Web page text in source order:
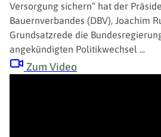
Versorgung sichern“ hat der
Bauernverbandes (DBV), Joachim
Grundsatzrede die
angekündigten Politikwechsel ...
Zum Video